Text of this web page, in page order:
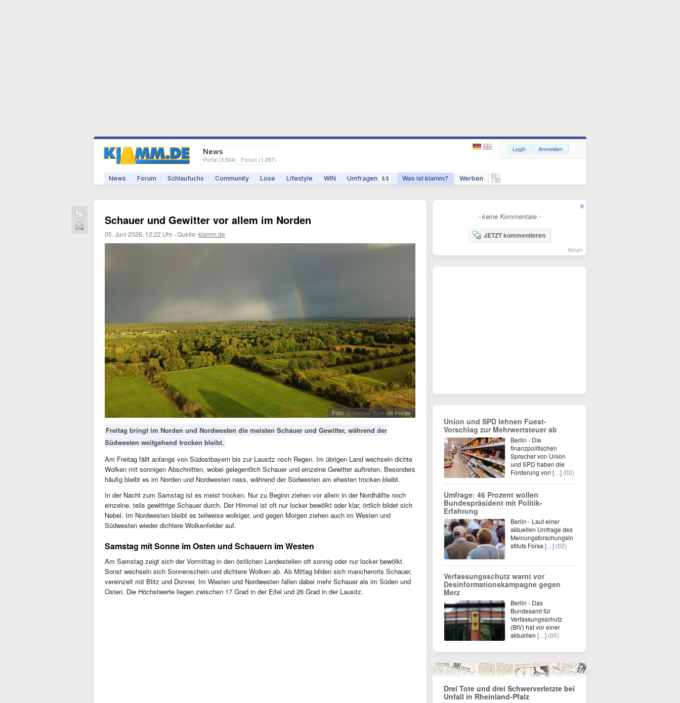
News
Portal (3.504) · Forum (1.097)
News Forum Schlaufuchs Community Lose Lifestyle WIN Umfragen $$ Was ist klamm? Werben
Login Anmelden
Schauer und Gewitter vor allem im Norden
05. Juni 2026, 12:22 Uhr ·Quelle:klamm.de
Foto:@Хитрый Хрякvia Pexels
Freitag bringt im Norden und Nordwesten die meisten Schauer und Gewitter, während der
Südwesten weitgehend trocken bleibt.
Am Freitag fällt anfangs von Südostbayern bis zur Lausitz noch Regen. Im übrigen Land wechseln dichte
Wolken mit sonnigen Abschnitten, wobei gelegentlich Schauer und einzelne Gewitter auftreten. Besonders
häufig bleibt es im Norden und Nordwesten nass, während der Südwesten am ehesten trocken bleibt.
In der Nacht zum Samstag ist es meist trocken. Nur zu Beginn ziehen vor allem in der Nordhälfte noch
einzelne, teils gewittrige Schauer durch. Der Himmel ist oft nur locker bewölkt oder klar, örtlich bildet sich
Nebel. Im Nordwesten bleibt es teilweise wolkiger, und gegen Morgen ziehen auch im Westen und
Südwesten wieder dichtere Wolkenfelder auf.
Samstag mit Sonne im Osten und Schauern im Westen
Am Samstag zeigt sich der Vormittag in den östlichen Landesteilen oft sonnig oder nur locker bewölkt.
Sonst wechseln sich Sonnenschein und dichtere Wolken ab. Ab Mittag bilden sich mancherorts Schauer,
vereinzelt mit Blitz und Donner. Im Westen und Nordwesten fallen dabei mehr Schauer als im Süden und
Osten. Die Höchstwerte liegen zwischen 17 Grad in der Eifel und 26 Grad in der Lausitz.
- keine Kommentare -
JETZT kommentieren
forum
Union und SPD lehnen Fuest-
Vorschlag zur Mehrwertsteuer ab
Berlin - Die
finanzpolitischen
Sprecher von Union
und SPD haben die
Forderung von […] (02)
Umfrage: 46 Prozent wollen
Bundespräsident mit Politik-
Erfahrung
Berlin - Laut einer
aktuellen Umfrage des
Meinungsforschungsin
stituts Forsa […] (02)
Verfassungsschutz warnt vor
Desinformationskampagne gegen
Merz
Berlin - Das
Bundesamt für
Verfassungsschutz
(BfV) hat vor einer
aktuellen […] (05)
Drei Tote und drei Schwerverletzte bei
Unfall in Rheinland-Pfalz